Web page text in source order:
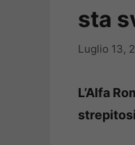
sta
Luglio 13,
L’Alfa